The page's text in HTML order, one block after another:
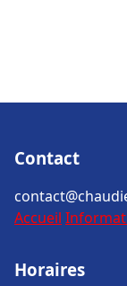
Contact
Accueil
Horaires